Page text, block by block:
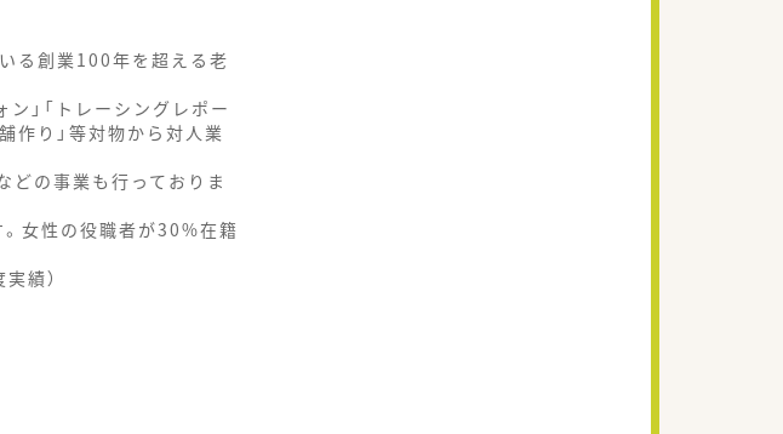
る創業100年を超える老
」「トレーシングレポー
作り」等対物から対人業
どの事業も行っておりま
女性の役職者が30%在籍
績）